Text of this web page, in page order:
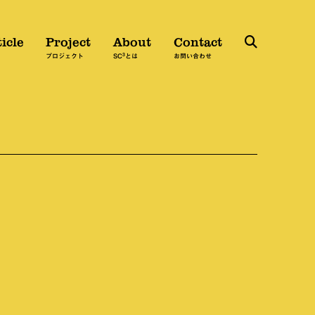
Project
プロジェクト
About
SC3とは
Contact
お問い合わせ